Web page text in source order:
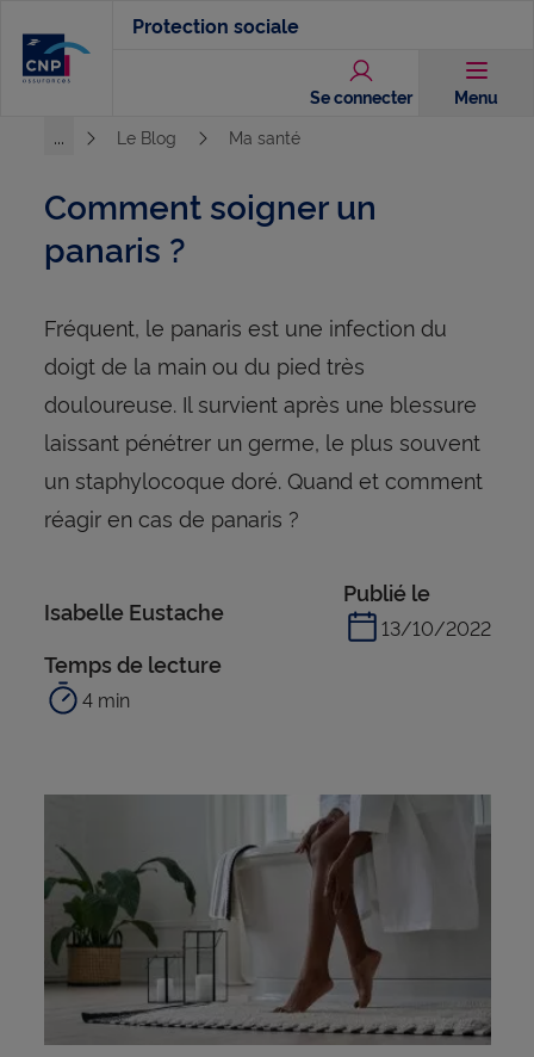
contenu
Protection sociale
Se connecter Menu
...
Le Blog Ma santé
Comment soigner un
panaris ?
Fréquent, le panaris est une infection du
doigt de la main ou du pied très
douloureuse. Il survient après une blessure
laissant pénétrer un germe, le plus souvent
un staphylocoque doré. Quand et comment
réagir en cas de panaris ?
Isabelle Eustache
Publié le
13/10/2022
Temps de lecture
4 min